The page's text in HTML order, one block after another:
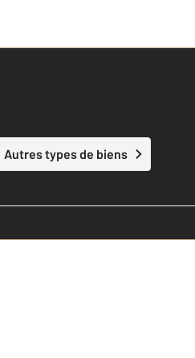
Autres types de biens